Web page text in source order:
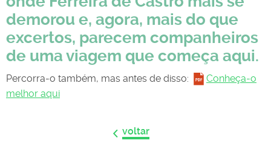
demorou e, agora, mais do que
excertos, parecem companheiros
de uma viagem que começa aqui.
Percorra-o também, mas antes de disso:
Conheça-o
melhor aqui
voltar